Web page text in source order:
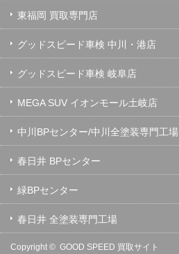
東福岡 買取専門店
グッドスピード車検 中川・港店
グッドスピード車検 岐阜店
MEGA SUV イオンモール土岐店
中川BPセンター/中川全塗装専門工場
春日井 BPセンター
緑BPセンター
春日井 全塗装専門工場
Copyright © GOOD SPEED 買取サイト